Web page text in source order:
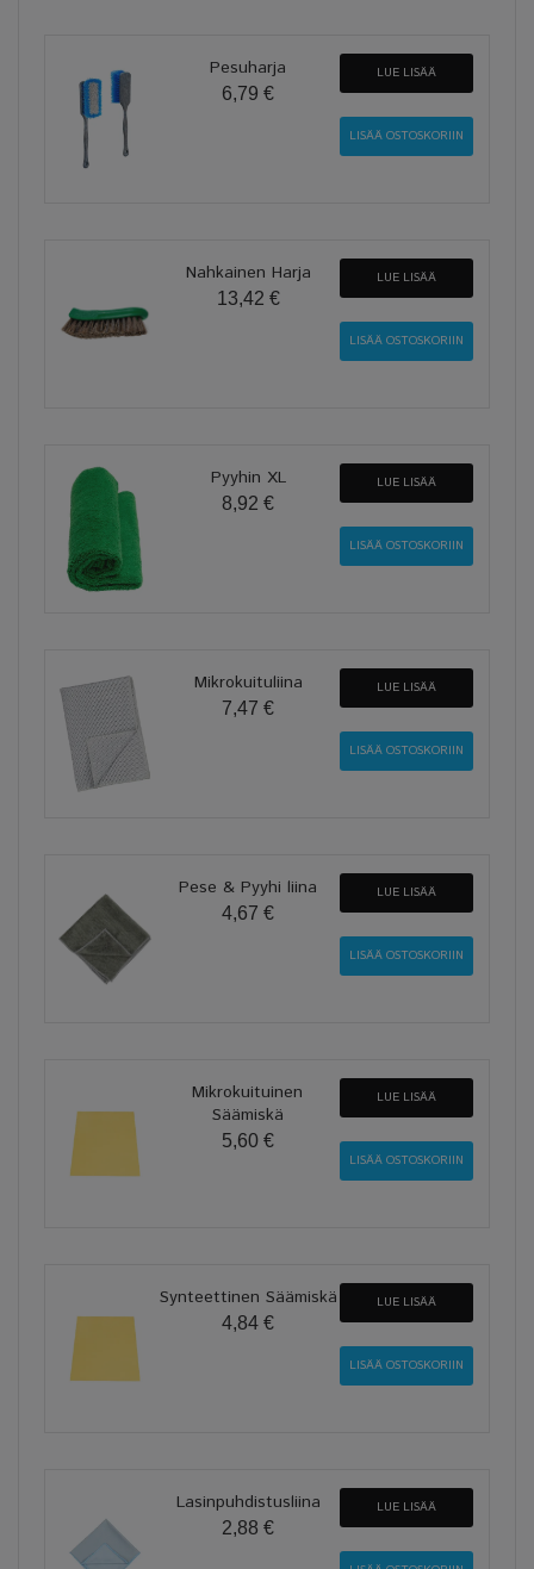
Pesuharja
6,79 €
LUE LISÄÄ
Nahkainen Harja
13,42 €
LUE LISÄÄ
Pyyhin XL
8,92 €
LUE LISÄÄ
Mikrokuituliina
7,47 €
LUE LISÄÄ
Pese & Pyyhi liina
4,67 €
LUE LISÄÄ
Mikrokuituinen
Säämiskä
5,60 €
LUE LISÄÄ
Synteettinen Säämiskä
4,84 €
LUE LISÄÄ
Lasinpuhdistusliina
2,88 €
LUE LISÄÄ